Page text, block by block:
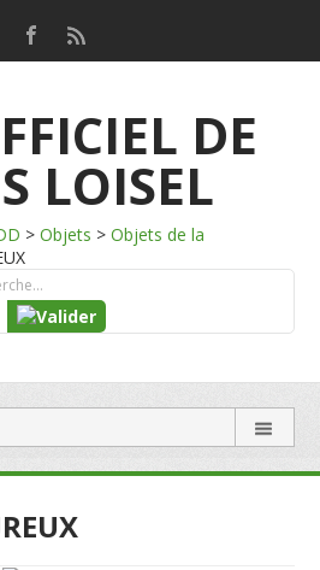
DE
LOISEL
> Objets > Objets de la